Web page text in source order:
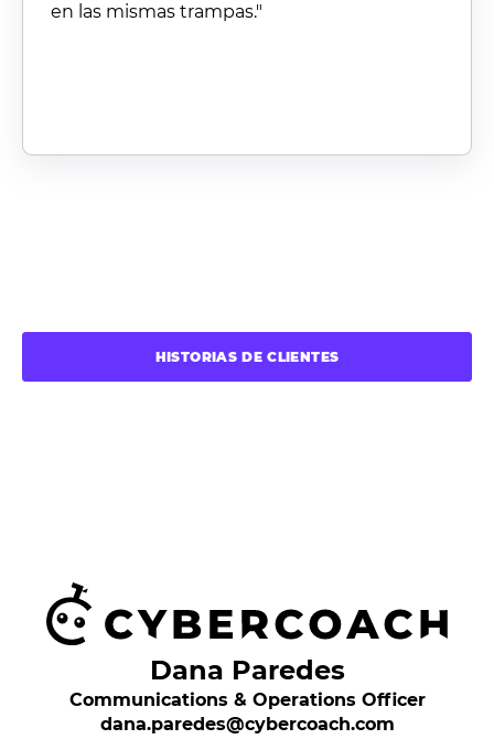
en las mismas trampas."
HISTORIAS DE CLIENTES
Dana Paredes
Communications & Operations Officer
dana.paredes@cybercoach.com